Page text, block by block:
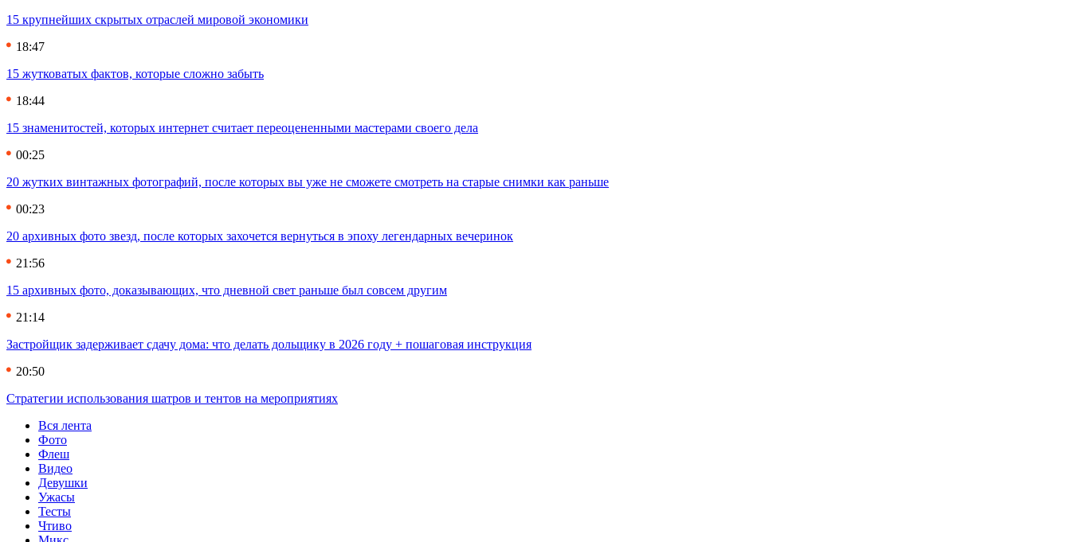
15 крупнейших скрытых отраслей мировой экономики
18:47
15 жутковатых фактов, которые сложно забыть
18:44
15 знаменитостей, которых интернет считает переоцененными мастерами своего дела
00:25
20 жутких винтажных фотографий, после которых вы уже не сможете смотреть на старые снимки как раньше
00:23
20 архивных фото звезд, после которых захочется вернуться в эпоху легендарных вечеринок
21:56
15 архивных фото, доказывающих, что дневной свет раньше был совсем другим
21:14
Застройщик задерживает сдачу дома: что делать дольщику в 2026 году + пошаговая инструкция
20:50
Стратегии использования шатров и тентов на мероприятиях
Вся лента
Фото
Флеш
Видео
Девушки
Ужасы
Тесты
Чтиво